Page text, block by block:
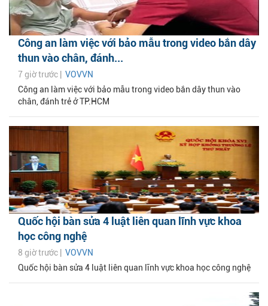
Công an làm việc với bảo mẫu trong video bắn dây
thun vào chân, đánh...
7 giờ trước | VOVVN
Công an làm việc với bảo mẫu trong video bắn dây thun vào
chân, đánh trẻ ở TP.HCM
Quốc hội bàn sửa 4 luật liên quan lĩnh vực khoa
học công nghệ
8 giờ trước | VOVVN
Quốc hội bàn sửa 4 luật liên quan lĩnh vực khoa học công nghệ